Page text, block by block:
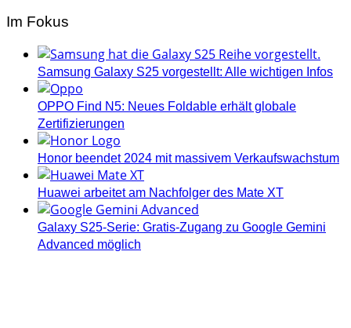
Im Fokus
Samsung Galaxy S25 vorgestellt: Alle wichtigen Infos
OPPO Find N5: Neues Foldable erhält globale
Zertifizierungen
Honor beendet 2024 mit massivem Verkaufswachstum
Huawei arbeitet am Nachfolger des Mate XT
Galaxy S25-Serie: Gratis-Zugang zu Google Gemini
Advanced möglich